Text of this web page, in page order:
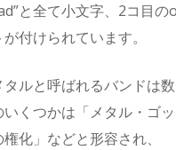
と全て小文字、2コ目の
付けられています。
ルと呼ばれるバンドは数
くつかは「メタル・ゴッ
権化」などと形容され、